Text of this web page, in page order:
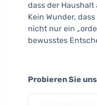
dass der
Kein Wunder,
nicht nur ein
bewusstes
Probieren Sie